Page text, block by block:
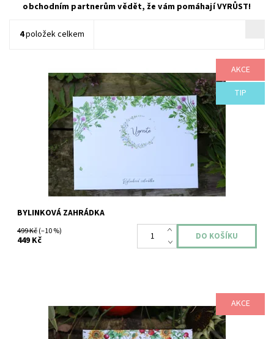
obchodním partnerům vědět, že vám pomáhají VYRŮST!
4položek celkem
AKCE
TIP
Dárková krabice semínek nejoblíbenějších kuchyňských bylinek.
Dostupnost:
Skladem
VYROSTE
2 roky
BYLINKOVÁ ZAHRÁDKA
499 Kč(–10 %)
449 Kč
AKCE
Kolekce oblíbené zeleniny vhodná i pro děti a zahrádkáře
začátečníky.
Dostupnost:
Skladem